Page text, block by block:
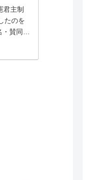
君主制
たのを
賛同し